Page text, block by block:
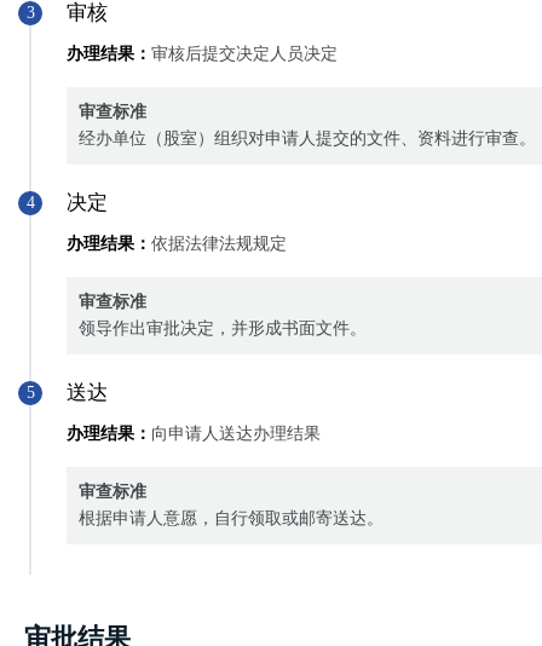
3 审核
办理结果： 审核后提交决定人员决定
审查标准
经办单位（股室）组织对申请人提交的文件、资料进行审查。
4 决定
办理结果： 依据法律法规规定
审查标准
领导作出审批决定，并形成书面文件。
5 送达
办理结果： 向申请人送达办理结果
审查标准
根据申请人意愿，自行领取或邮寄送达。
审批结果